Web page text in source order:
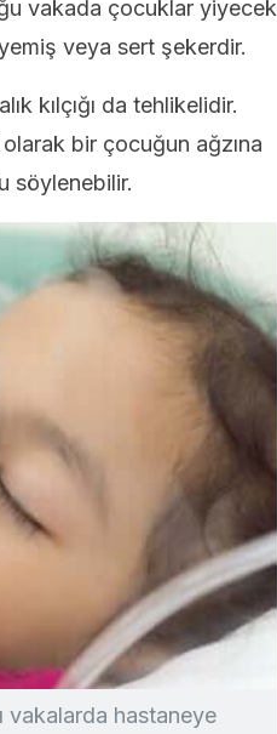
vakada çocuklar yiyecek
veya sert şekerdir.
kılçığı da tehlikelidir.
bir çocuğun ağzına
söylenebilir.
vakalarda hastaneye